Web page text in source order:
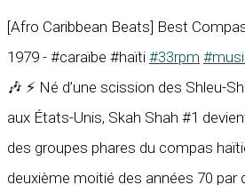
[Afro Caribbean Beats] Best
1979 - #caraïbe #haïti #33rpm
🎶 ⚡ Né d’une scission des Shleu-
aux États-Unis, Skah Shah #1
des groupes phares du compas
deuxième moitié des années 70 par